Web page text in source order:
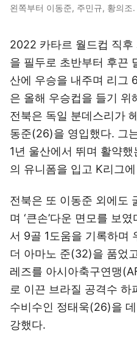
왼쪽부터 이동준, 주민규, 황의조.
2022 카타르 월드컵 직
을 필두로 초반부터 후끈
산에 우승을 내주며 리그
은 올해 우승컵을 들기 위
전북은 독일 분데스리가
동준(26)을 영입했다. 그
1년 울산에서 뛰며 활약
의 유니폼을 입고 K리그
전북은 또 이동준 외에도
며 ‘큰손’다운 면모를 보
서 9골 1도움을 기록하며
더 아마노 준(32)을 품었
레즈를 아시아축구연맹
로 이끈 브라질 공격수
수비수인 정태욱(26)을
강했다.